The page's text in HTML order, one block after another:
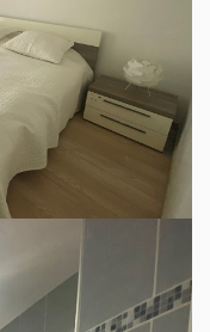
de Seine - 2
comprenant :
Nord-Ouest - Cuisine
avec placards -
parking en sous-sol.
ce bien est